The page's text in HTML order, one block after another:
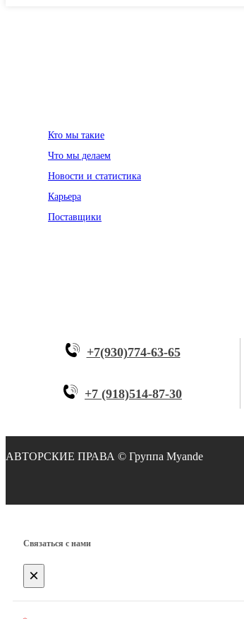
Кто мы такие
Что мы делаем
Новости и статистика
Карьера
Поставщики
+7(930)774-63-65
+7 (918)514-87-30
Связаться с нами
×